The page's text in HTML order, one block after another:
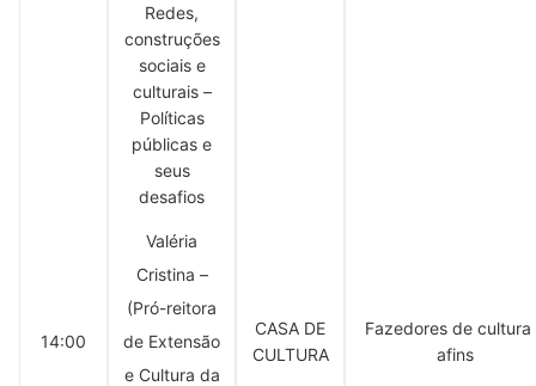
14:00
Redes,
construções
sociais e
culturais –
Políticas
públicas e
seus
desafios
Valéria
Cristina –
(Pró-reitora
de Extensão
e Cultura da
CASA DE
CULTURA
Fazedores de cultura
afins